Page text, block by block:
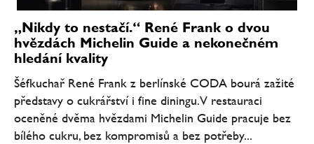
„Nikdy to nestačí.“ René Frank o dvou
hvězdách Michelin Guide a nekonečném
hledání kvality
Šéfkuchař René Frank z berlínské CODA bourá zažité
představy o cukrářství i fine diningu. V restauraci
oceněné dvěma hvězdami Michelin Guide pracuje bez
bílého cukru, bez kompromisů a bez potřeby...